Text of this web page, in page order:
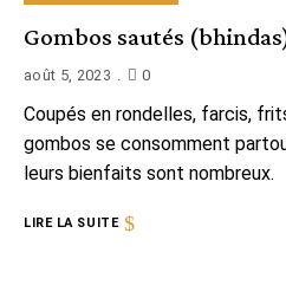
Gombos sautés
août 5, 2023 0
Coupés en rondelles, farcis,
gombos se consomment
leurs bienfaits sont nombreux.
LIRE LA SUITE